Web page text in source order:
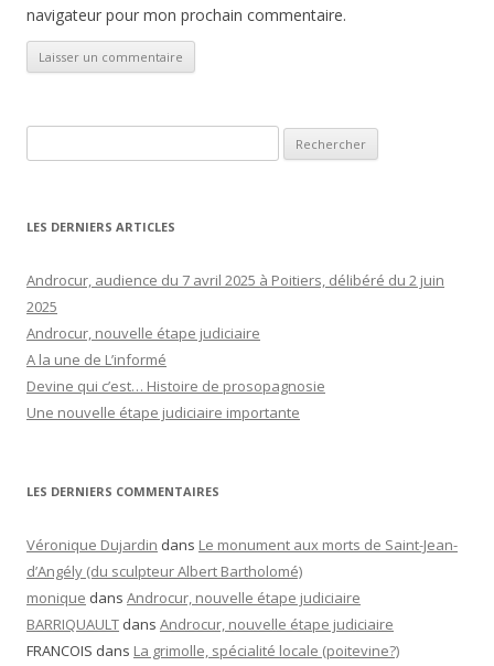
navigateur pour mon prochain commentaire.
LES DERNIERS ARTICLES
Androcur, audience du 7 avril 2025 à Poitiers, délibéré du 2 juin
2025
Androcur, nouvelle étape judiciaire
A la une de L’informé
Devine qui c’est… Histoire de prosopagnosie
Une nouvelle étape judiciaire importante
LES DERNIERS COMMENTAIRES
Véronique Dujardin dans Le monument aux morts de Saint-Jean-
d’Angély (du sculpteur Albert Bartholomé)
monique dans Androcur, nouvelle étape judiciaire
BARRIQUAULT dans Androcur, nouvelle étape judiciaire
FRANCOIS dans La grimolle, spécialité locale (poitevine?)